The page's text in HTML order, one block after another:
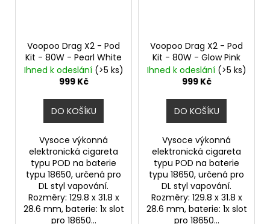
Voopoo Drag X2 - Pod
Kit - 80W - Pearl White
Ihned k odeslání (>5 ks)
999 Kč
DO KOŠÍKU
Vysoce výkonná
elektronická cigareta
typu POD na baterie
typu 18650, určená pro
DL styl vapování.
Rozměry: 129.8 x 31.8 x
28.6 mm, baterie: 1x slot
pro 18650...
Voopoo Drag X2 - Pod
Kit - 80W - Glow Pink
Ihned k odeslání (>5 ks)
999 Kč
DO KOŠÍKU
Vysoce výkonná
elektronická cigareta
typu POD na baterie
typu 18650, určená pro
DL styl vapování.
Rozměry: 129.8 x 31.8 x
28.6 mm, baterie: 1x slot
pro 18650...